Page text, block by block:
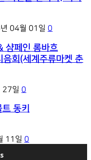
04월 01일 0
샴페인 롬바흐
회(세계주류마켓 춘
27일 0
동키
11일 0